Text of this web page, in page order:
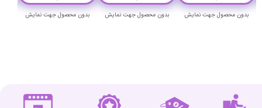
بدون محصول جهت نمایش بدون محصول جهت نمایش بدون محصول جهت نمایش